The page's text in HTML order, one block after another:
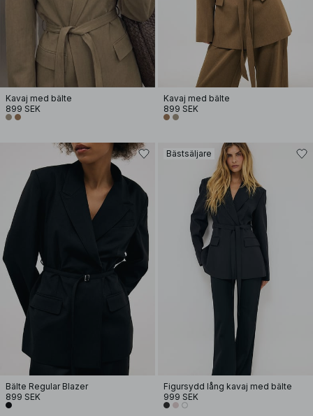
Kavaj med bälte
899 SEK
Kavaj med bälte
899 SEK
Bälte Regular Blazer
899 SEK
Bästsäljare
Figursydd lång kavaj med bälte
999 SEK